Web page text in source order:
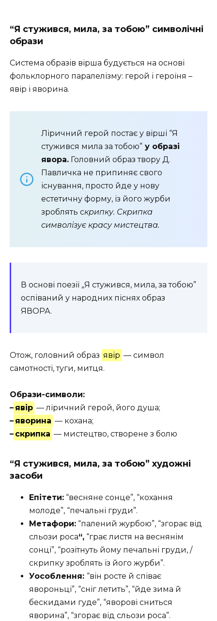
“Я стужився, мила, за тобою” символічні
образи
Система образів вірша будується на основі
фольклорного паралелізму: герой і героїня –
явір і яворина.
Ліричний герой постає у вірші “Я
стужився мила за тобою” у образі
явора. Головний образ твору Д.
Павличка не припиняє свого
існування, просто йде у нову
естетичну форму, із його журби
зроблять скрипку. Скрипка
символізує красу мистецтва.
В основі поезії „Я стужився, мила, за тобою”
оспіваний у народних піснях образ
ЯВОРА.
Отож, головний образ явір — символ
самотності, туги, митця.
Образи-символи:
– явір — ліричний герой, його душа;
– яворина — кохана;
– скрипка — мистецтво, створене з болю
“Я стужився, мила, за тобою” художні
засоби
Епітети: “весняне сонце”, “кохання
молоде”, “печальні груди”.
Метафори: “палений журбою”, “згорає від
сльози роса“, “грає листя на веснянім
сонці”, “розітнуть йому печальні груди, /
скрипку зроблять із його журби”.
Уособлення: “він росте й співає
явороньці”, “сніг летить”, “йде зима й
бескидами гуде”, “яворові сниться
яворина”, “згорає від сльози роса”.